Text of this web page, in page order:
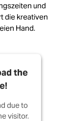
und
die kreativen
Hand.
the
due to
visitor.